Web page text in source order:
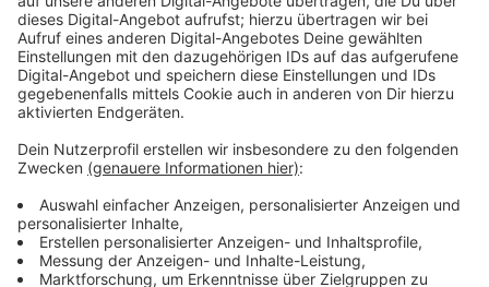
In einem Statement bedankte sich Hoffmann für die
Zeit. Er schaue mit sehr viel Stolz und Freude auf
seine Zeit mit der Fortuna zurück und werde Fortuna
weiter in seinem Herzen tragen.
Die Stimmen zur Trennung
Anzeige